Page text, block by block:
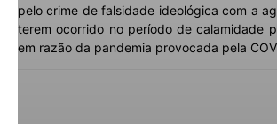
pelo crime de falsidade ideológica com a
terem ocorrido no período de calamidade
em razão da pandemia provocada pela